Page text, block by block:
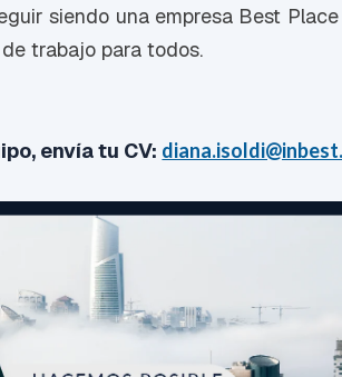
siendo una empresa Best
trabajo para todos.
envía tu CV: